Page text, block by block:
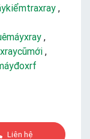
,
,
,
Liên hệ